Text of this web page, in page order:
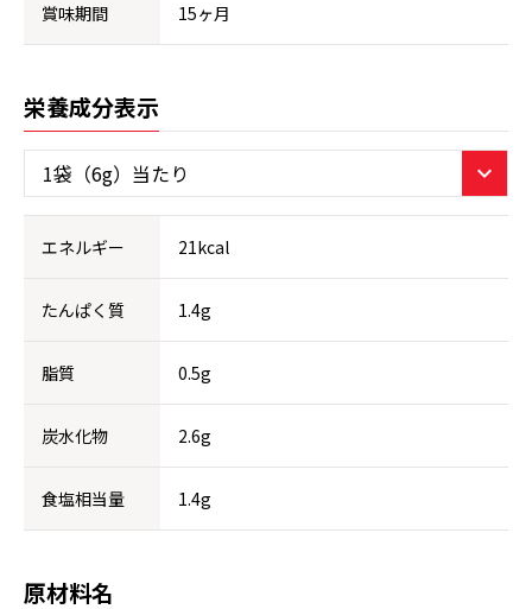
賞味期間 15ヶ月
栄養成分表示
エネルギー 21kcal
たんぱく質 1.4g
脂質 0.5g
炭水化物 2.6g
食塩相当量 1.4g
原材料名